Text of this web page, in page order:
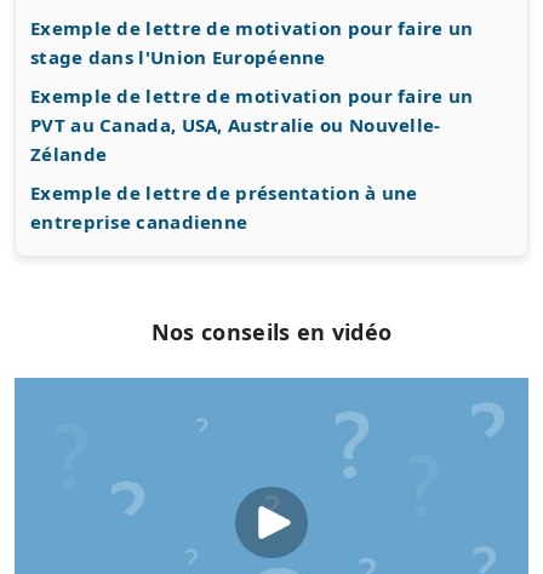
Exemple de lettre de motivation pour faire un
stage dans l'Union Européenne
Exemple de lettre de motivation pour faire un
PVT au Canada, USA, Australie ou Nouvelle-
Zélande
Exemple de lettre de présentation à une
entreprise canadienne
Nos conseils en vidéo